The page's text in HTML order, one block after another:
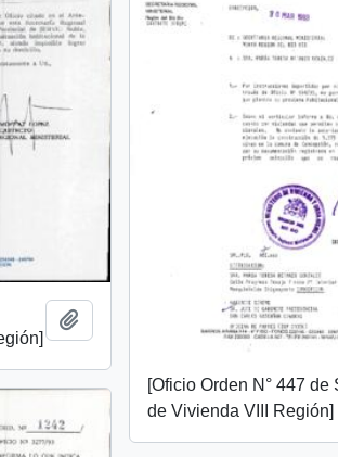
Añadir al portapapeles
[Oficio Orden N° 447 de
de Vivienda VIII Región]